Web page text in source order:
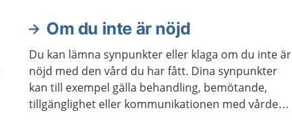
Om du inte är nöjd
Du kan lämna synpunkter eller klaga om du inte är
nöjd med den vård du har fått. Dina synpunkter
kan till exempel gälla behandling, bemötande,
tillgänglighet eller kommunikationen med vården.